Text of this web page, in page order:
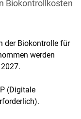
Biokontrollkosten
der Biokontrolle für
werden
(Digitale